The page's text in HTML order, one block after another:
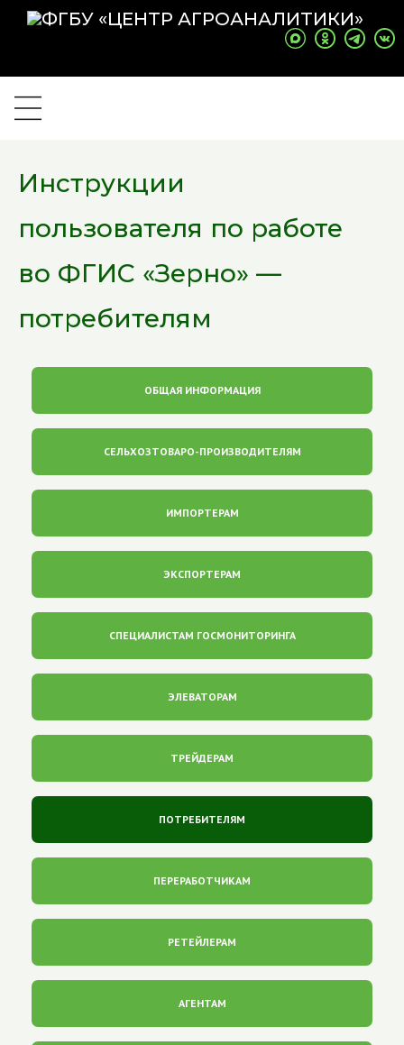
Инструкции
пользователя по работе
во ФГИС «Зерно» —
потребителям
ОБЩАЯ ИНФОРМАЦИЯ
СЕЛЬХОЗТОВАРО-ПРОИЗВОДИТЕЛЯМ
ИМПОРТЕРАМ
ЭКСПОРТЕРАМ
СПЕЦИАЛИСТАМ ГОСМОНИТОРИНГА
ЭЛЕВАТОРАМ
ТРЕЙДЕРАМ
ПОТРЕБИТЕЛЯМ
ПЕРЕРАБОТЧИКАМ
РЕТЕЙЛЕРАМ
АГЕНТАМ